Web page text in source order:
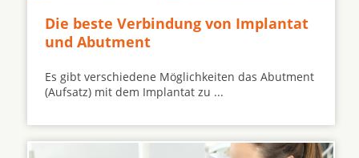
Die beste Verbindung von Implantat
und Abutment
Es gibt verschiedene Möglichkeiten das Abutment
(Aufsatz) mit dem Implantat zu ...